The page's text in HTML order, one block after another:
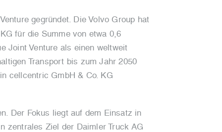
gegründet. Die Volvo Group hat
für die Summe von etwa 0,6
Joint Venture als einen weltweit
Transport bis zum Jahr 2050
cellcentric GmbH & Co. KG
Der Fokus liegt auf dem Einsatz in
zentrales Ziel der Daimler Truck AG